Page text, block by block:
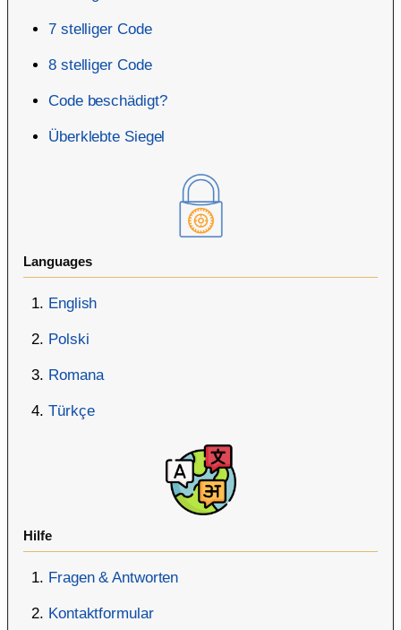
7 stelliger Code
8 stelliger Code
Code beschädigt?
Überklebte Siegel
Languages
English
Polski
Romana
Türkçe
Hilfe
Fragen & Antworten
Kontaktformular